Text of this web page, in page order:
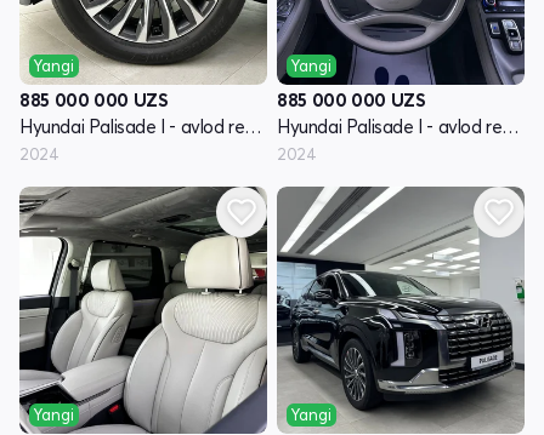
Yangi
885 000 000 UZS
Hyundai Palisade I - avlod restayling
2024
Yangi
885 000 000 UZS
Hyundai Palisade I - avlod restayling
2024
Yangi Yangi